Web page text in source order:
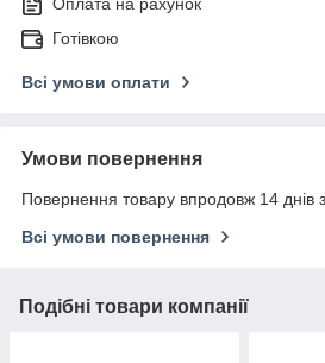
Оплата на рахунок
Готівкою
Всі умови оплати
Умови повернення
Повернення товару впродовж 14 днів
Всі умови повернення
Подібні товари компанії